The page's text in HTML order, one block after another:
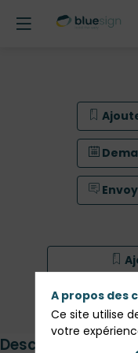
Description
A propos des
Ce site utilise
votre